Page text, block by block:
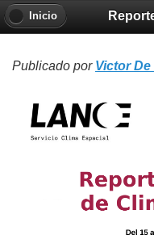
Inicio
Publicado por Victor De